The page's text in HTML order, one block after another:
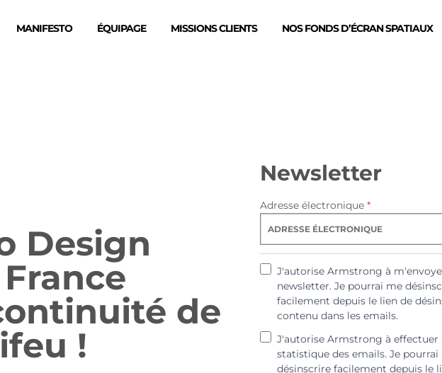
MANIFESTO ÉQUIPAGE MISSIONS CLIENTS NOS FONDS D’ÉCRAN SPATIAUX
Design
de
!
Newsletter
Adresse électronique *
J'autorise Armstrong à
newsletter. Je pourrai me
facilement depuis le lien de
contenu dans les emails.
J'autorise Armstrong à effectuer
statistique des emails. Je pourrai
désinscrire facilement depuis le